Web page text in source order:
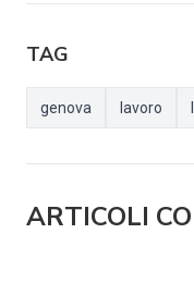
TAG
genova lavoro
ARTICOLI